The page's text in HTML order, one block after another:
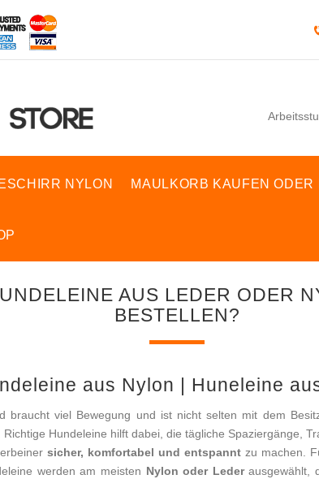
NYLON MAULKORB KAUFEN ODER
AUS LEDER ODER
BESTELLEN?
aus Nylon | Huneleine
braucht viel Bewegung und ist nicht selten mit dem
Richtige Hundeleine hilft dabei, die tägliche Spaziergänge,
sicher, komfortabel und entspannt zu machen.
werden am meisten Nylon oder Lederausgewählt,